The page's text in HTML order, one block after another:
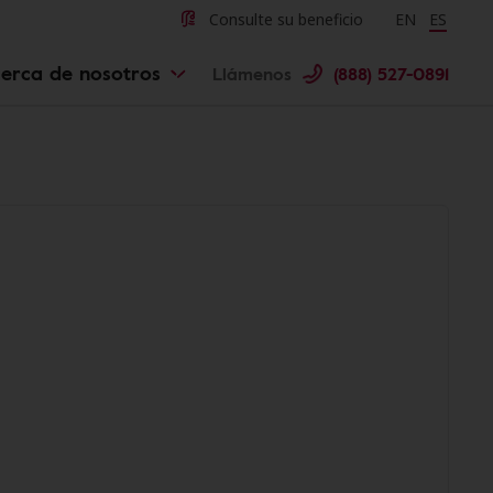
Consulte su beneficio Change
EN ES
de nosotros Llámenos (888) 527-0891